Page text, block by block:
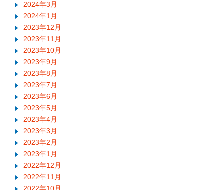
2024年3月
2024年1月
2023年12月
2023年11月
2023年10月
2023年9月
2023年8月
2023年7月
2023年6月
2023年5月
2023年4月
2023年3月
2023年2月
2023年1月
2022年12月
2022年11月